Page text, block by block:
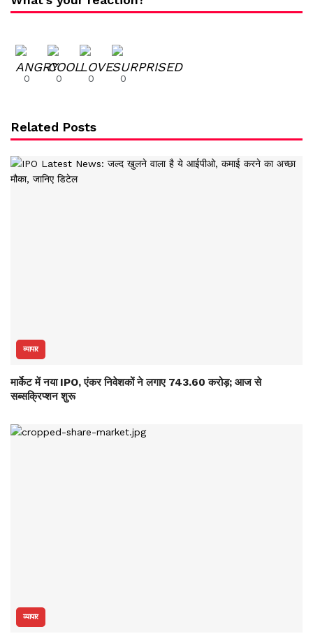
0 0 0 0
Related Posts
व्यापार
मार्केट में नया IPO, एंकर निवेशकों ने लगाए 743.60 करोड़; आज से
सब्सक्रिप्शन शुरू
व्यापार